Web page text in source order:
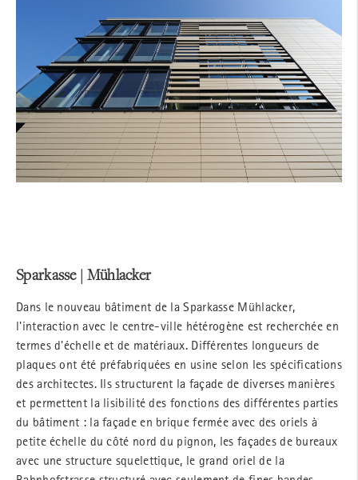
Sparkasse | Mühlacker
Dans le nouveau bâtiment de la Sparkasse Mühlacker,
l'interaction avec le centre-ville hétérogène est recherchée en
termes d'échelle et de matériaux. Différentes longueurs de
plaques ont été préfabriquées en usine selon les spécifications
des architectes. Ils structurent la façade de diverses manières
et permettent la lisibilité des fonctions des différentes parties
du bâtiment : la façade en brique fermée avec des oriels à
petite échelle du côté nord du pignon, les façades de bureaux
avec une structure squelettique, le grand oriel de la